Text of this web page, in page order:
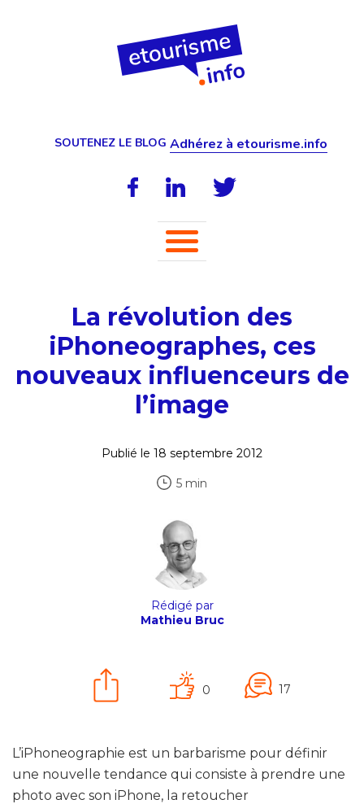
SOUTENEZ LE BLOG Adhérez à etourisme.info
La révolution des
iPhoneographes, ces
nouveaux influenceurs de
l’image
Publié le 18 septembre 2012
5 min
Rédigé par
Mathieu Bruc
0 17
L’iPhoneographie est un barbarisme pour définir
une nouvelle tendance qui consiste à prendre une
photo avec son iPhone, la retoucher